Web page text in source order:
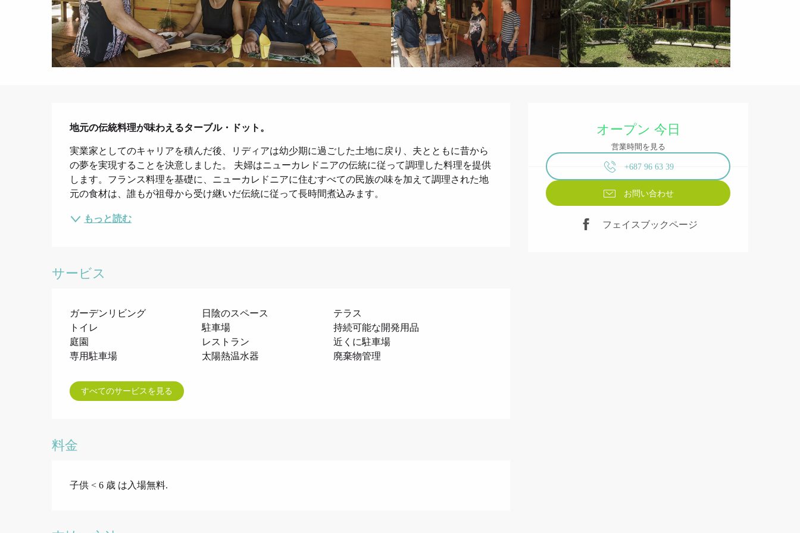
営業時間と連絡先
オープン 今日
営業時間を見る
+687 96 63 39
お問い合わせ
フェイスブックページ
説明
地元の伝統料理が味わえるターブル・ドット。
実業家としてのキャリアを積んだ後、リディアは幼少期に過ごした土地に戻り、夫とともに昔から
の夢を実現することを決意しました。 夫婦はニューカレドニアの伝統に従って調理した料理を提供
します。フランス料理を基礎に、ニューカレドニアに住むすべての民族の味を加えて調理された地
元の食材は、誰もが祖母から受け継いだ伝統に従って長時間煮込みます。
もっと読む
サービス
ガーデンリビング 日陰のスペース
テラス
トイレ
駐車場
持続可能な開発用品
庭園
レストラン
近くに駐車場
専用駐車場
太陽熱温水器 廃棄物管理
すべてのサービスを見る
料金
子供 < 6 歳 は入場無料.